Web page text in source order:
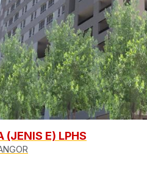
(JENIS E) LPHS